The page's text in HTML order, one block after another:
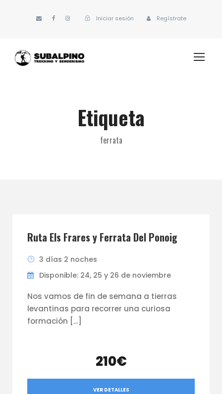
Iniciar sesión Regístrate
Etiqueta
ferrata
Ruta Els Frares y Ferrata Del Ponoig
3 días 2 noches
Disponible: 24, 25 y 26 de noviembre
Nos vamos de fin de semana a tierras
levantinas para recorrer una curiosa
formación […]
210€
VER DETALLES